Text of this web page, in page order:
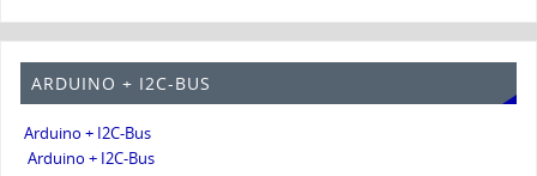
ARDUINO + I2C-BUS
Arduino + I2C-Bus
Arduino + I2C-Bus